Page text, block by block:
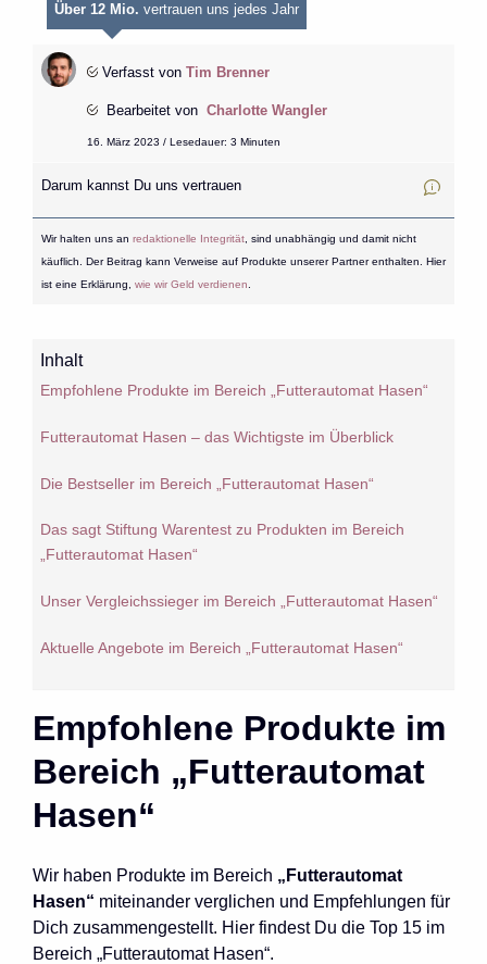
Über 12 Mio. vertrauen uns jedes Jahr
Verfasst von Tim Brenner
Bearbeitet von Charlotte Wangler
16. März 2023 / Lesedauer: 3 Minuten
Darum kannst Du uns vertrauen
Wir halten uns an redaktionelle Integrität, sind unabhängig und damit nicht
käuflich. Der Beitrag kann Verweise auf Produkte unserer Partner enthalten. Hier
ist eine Erklärung, wie wir Geld verdienen
Inhalt
Empfohlene Produkte im Bereich „Futterautomat Hasen“
Futterautomat Hasen – das Wichtigste im Überblick
Die Bestseller im Bereich „Futterautomat Hasen“
Das sagt Stiftung Warentest zu Produkten im Bereich
„Futterautomat Hasen“
Unser Vergleichssieger im Bereich „Futterautomat Hasen“
Aktuelle Angebote im Bereich „Futterautomat Hasen“
Empfohlene Produkte im
Bereich „Futterautomat
Hasen“
Wir haben Produkte im Bereich „Futterautomat
Hasen“ miteinander verglichen und Empfehlungen für
Dich zusammengestellt. Hier findest Du die Top 15 im
Bereich „Futterautomat Hasen“.